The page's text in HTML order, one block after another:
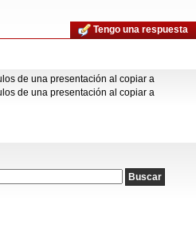
Tengo una respuesta
de una presentación al copiar a
de una presentación al copiar a